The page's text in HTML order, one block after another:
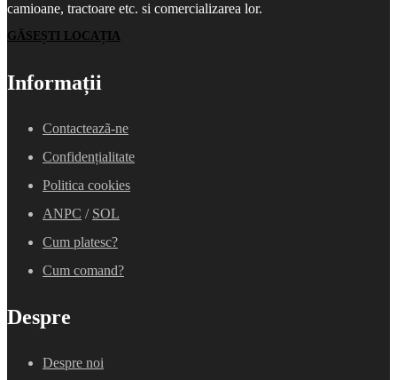
camioane, tractoare etc. si comercializarea lor.
GĂSEȘTI LOCAȚIA
Informații
Contacteazã-ne
Confidențialitate
Politica cookies
ANPC / SOL
Cum platesc?
Cum comand?
Despre
Despre noi